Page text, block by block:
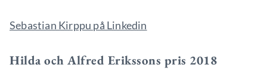
Sebastian Kirppu på Linkedin
Hilda och Alfred Erikssons pris 2018